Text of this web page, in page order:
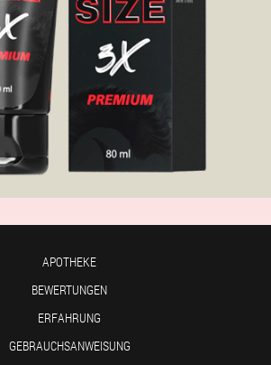
APOTHEKE
BEWERTUNGEN
ERFAHRUNG
GEBRAUCHSANWEISUNG